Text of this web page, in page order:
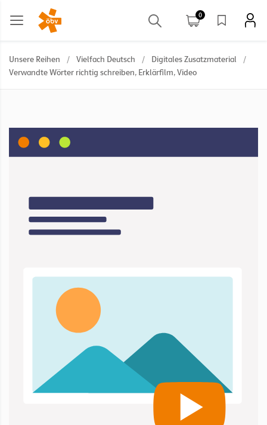
0
Unsere Reihen / Vielfach Deutsch / Digitales Zusatzmaterial
/
Verwandte Wörter richtig schreiben, Erklärfilm, Video